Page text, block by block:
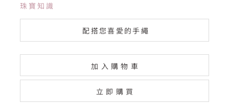
珠寶知識
配搭您喜愛的手繩
加入購物車
立即購買